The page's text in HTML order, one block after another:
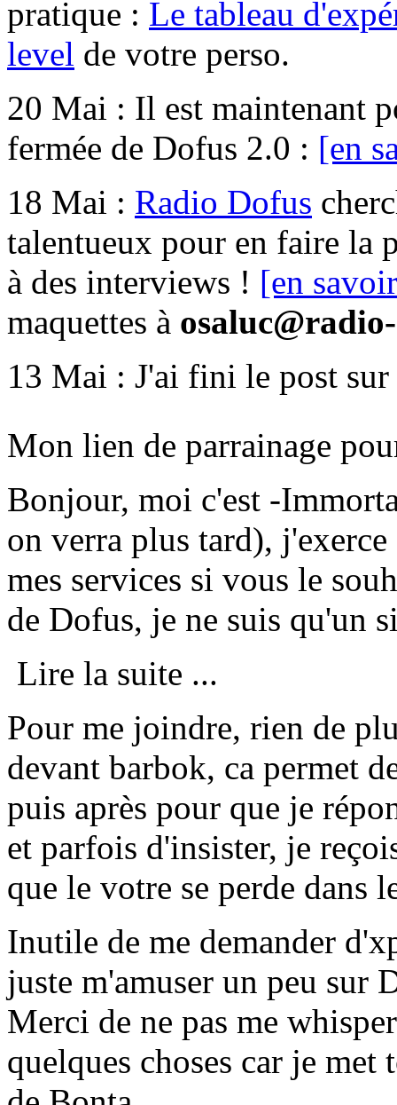
pratique : Le tableau
level de votre perso.
20 Mai : Il est maintenant
fermée de Dofus 2.0 : [en
18 Mai : Radio Dofus
talentueux pour en faire la
à des interviews ! [en
maquettes à
13 Mai : J'ai fini le post sur
Mon lien de parrainage
Bonjour, moi c'est -
on verra plus tard),
mes services si vous le
de Dofus, je ne suis qu'un
Lire la suite ...
Pour me joindre, rien de
devant barbok, ca permet
puis après pour que je
et parfois d'insister, je
que le votre se perde dans
Inutile de me demander
juste m'amuser un peu sur
Merci de ne pas me
quelques choses car je